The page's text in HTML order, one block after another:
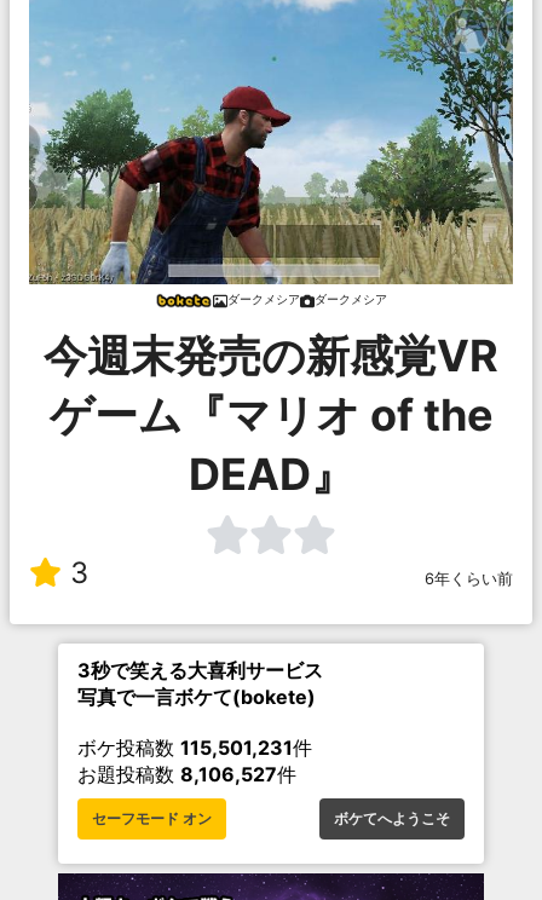
ダークメシア ダークメシア
今週末発売の新感覚VR
ゲーム『マリオ of the
DEAD』
3 6年くらい前
3秒で笑える大喜利サービス
写真で一言ボケて(bokete)
ボケ投稿数 115,501,231件
お題投稿数 8,106,527件
セーフモード オン ボケてへようこそ